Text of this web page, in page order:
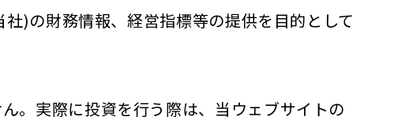
)の財務情報、経営指標等の提供を目的として
。実際に投資を行う際は、当ウェブサイトの